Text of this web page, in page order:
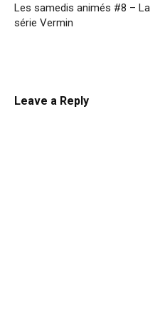
Les samedis animés #8 – La
série Vermin
Leave a Reply